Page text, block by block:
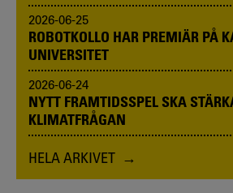
2026-06-25
ROBOTKOLLO HAR PREMIÄR PÅ
UNIVERSITET
2026-06-24
NYTT FRAMTIDSSPEL SKA
KLIMATFRÅGAN
HELA ARKIVET